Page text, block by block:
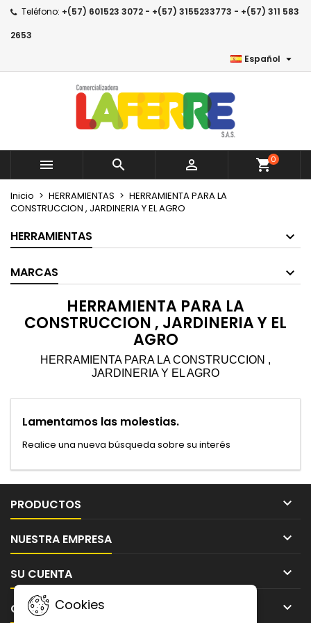
Teléfono: +(57) 601523 3072 - +(57) 3155233773 - +(57) 311 583
2653
Español 
   shopping_cart0
Inicio HERRAMIENTAS
HERRAMIENTA PARA LA
CONSTRUCCION , JARDINERIA Y EL AGRO
HERRAMIENTAS
MARCAS
HERRAMIENTA PARA LA
CONSTRUCCION , JARDINERIA Y EL
AGRO
HERRAMIENTA PARA LA CONSTRUCCION ,
JARDINERIA Y EL AGRO
Lamentamos las molestias.
Realice una nueva búsqueda sobre su interés
PRODUCTOS 
NUESTRA EMPRESA 
SU CUENTA 
CONTACTO 
×
×
((cancelText)) ((modalDeleteText))
×
Nombre de la lista de deseos
Crear lista de deseos
×
Debe iniciar sesión para guardar productos en su
lista de deseos.
Cancelar Iniciar sesión
Cookies